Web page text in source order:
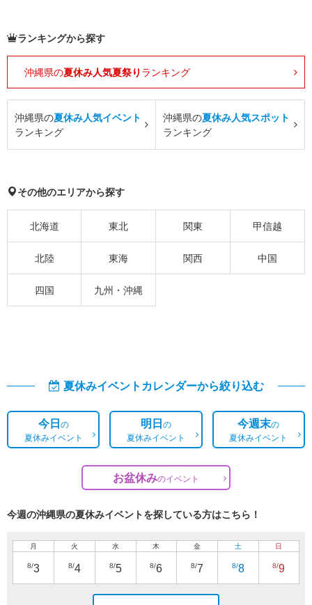
ランキングから探す
沖縄県の夏休み人気夏祭り ランキング
沖縄県の夏休み人気イベント
ランキング
沖縄県の夏休み人気スポット
ランキング
その他のエリアから探す
北海道 東北 関東 甲信越
北陸 東海 関西 中国
四国 九州・沖縄
夏休みイベントカレンダーから絞り込む
今日の
夏休みイベント
明日の
夏休みイベント
今週末の
夏休みイベント
お盆休みのイベント
今週の沖縄県の夏休みイベントを探している方はこちら！
月
8/3
火
8/4
水
8/5
木
8/6
金
8/7
土
8/8
日
8/9